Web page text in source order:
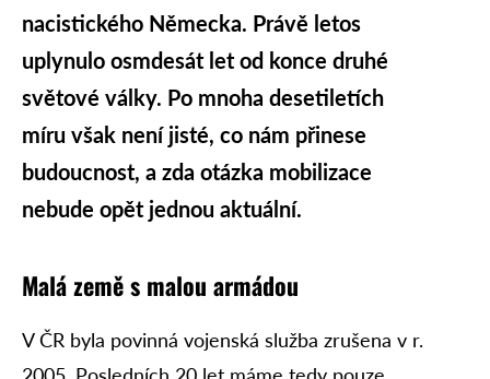
nacistického Německa. Právě letos
uplynulo osmdesát let od konce druhé
světové války. Po mnoha desetiletích
míru však není jisté, co nám přinese
budoucnost, a zda otázka mobilizace
nebude opět jednou aktuální.
Malá země s malou armádou
V ČR byla povinná vojenská služba zrušena v r.
2005. Posledních 20 let máme tedy pouze